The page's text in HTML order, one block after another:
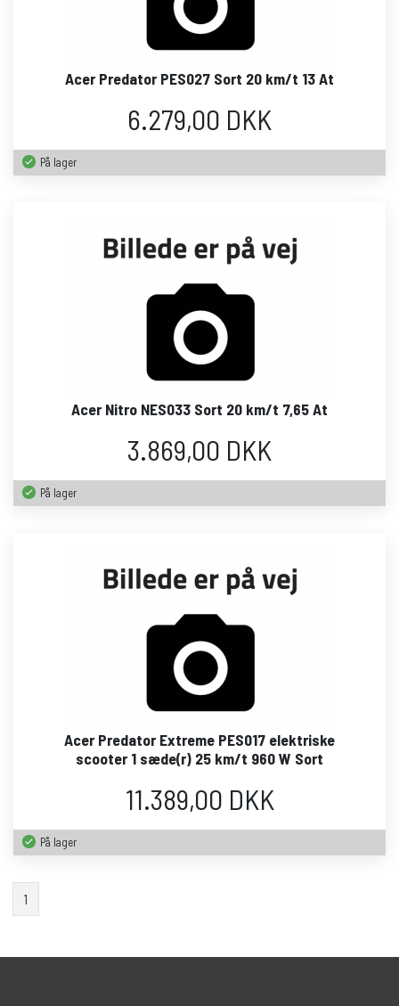
Acer Predator PES027 Sort 20 km/t 13 At
6.279,00 DKK
På lager
Acer Nitro NES033 Sort 20 km/t 7,65 At
3.869,00 DKK
På lager
Acer Predator Extreme PES017 elektriske
scooter 1 sæde(r) 25 km/t 960 W Sort
11.389,00 DKK
På lager
1